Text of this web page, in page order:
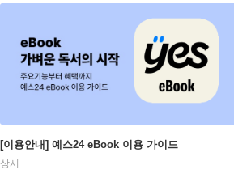
[이용안내] 예스24 eBook 이용 가이드
상시